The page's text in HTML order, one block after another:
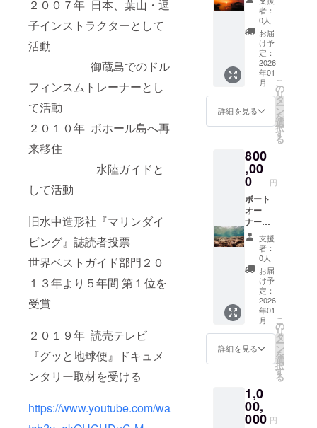
２００７年 日本、葉山・逗
子インストラクターとして
活動
御蔵島でのドル
フィンスムトレーナーとし
て活動
２０１０年 ボホール島へ再
来移住
水陸ガイドと
して活動
旧水中造形社『マリンダイ
ビング』誌読者投票
世界ベストガイド部門２０
１３年より５年間 第１位を
受賞
２０１９年 読売テレビ
『グッと地球便』ドキュメ
ンタリー取材を受ける
https://www.youtube.com/wa
ンの利
用期限
は5年で
す 皆さ
まとの
出会い
を楽し
みにし
ており
ます ご
来店希
望の日
りまし
たら備
考欄に
ご記入
くださ
いませ
ない方
☆ス
ノーケ
ル体験
☆陸ツ
アー ※
一回の
ご来店
に付き
２０％
のクー
ポンを
いただ
けます
※クーポ
ンの利
用期限
は5年で
す 皆さ
まとの
出会い
を楽し
みにし
ており
ます ご
来店希
望の日
程があ
りまし
たら備
考欄に
ご記入
いませ
☆体験
ダイビ
ング：
講習を
受けた
ことが
ない方
☆ス
ノーケ
ル体験
☆陸ツ
アー ※
ご来店
に付き
20,000
円分の
クーポ
ンをご
利用い
ただけ
ます ※
クーポ
ンの期
限は5年
です 皆
さまと
の出会
いを楽
しみに
してお
ります
ご来店
日程が
ありま
したら
備考欄
いただ
ける
サービ
ス内容
一例
☆ス
クーバ
ダイビ
ング ☆
追加ダ
イビン
グ：c
ライセ
ンスを
お持ち
の方 ☆
器材レ
ンタル
☆体験
ダイビ
ング：
講習を
受けた
ことが
ない方
☆ス
ノーケ
ル体験
☆陸ツ
アー ※
一回の
ご来店
までお
ひとり
様
10,000
ナルT
シャツ
（Tシャ
ツには
お好み
のお名
前を入
れさせ
ていた
だきま
す） ●
ご希望
ズ、希
望のお
名前は
備考欄
に記入
をお願
いいた
します
☆当店
のお支
払いで
利用可
能な
クーポ
400,000
円分 提
供日
時：ご
来店時
いただ
ける
サービ
ス内容
ていた
だきま
すので
ご来店
時にお
渡し ☆
オリジ
ナルス
テッ
カー
サイ
ズ：5㎝
オリジ
ナルT
シャツ
（Tシャ
ツには
お好み
のお名
前を入
れさせ
ていた
だきま
す） ●
ご希望
のサイ
ズ、希
望のお
名前は
備考欄
に記入
をお願
します
☆当店
のお支
払いで
い！ 応
援あり
がとう
ござい
す！！
とって
も励み
になり
ます
☆☆ コ
コロを
お礼の
ご連絡
をさせ
ていた
だきま
す ご来
店時に
お渡し
☆オリ
ジナル
ステッ
カー
サイ
ズ：5㎝
×5㎝ ☆
オリジ
ナルT
シャツ
（Tシャ
ツには
のお名
前を入
れさせ
ていた
者：
0人
お届
け予
定：
2026
年01
月
詳細を見る
こ
の
リ
タ
ー
ン
を
選
択
す
る
800
,00
0 円
ボート
オー
ナーと
して貸
し切り
ボート
を自由
に使い
たい！
期限の
ない割
引を受
けたい
方へ 応
援あり
がとう
ま
す！！
とって
も励み
支援
者：
0人
お届
け予
定：
2026
年01
月
詳細を見る
こ
の
リ
タ
ー
ン
を
選
択
す
る
1,0
00,
000 円